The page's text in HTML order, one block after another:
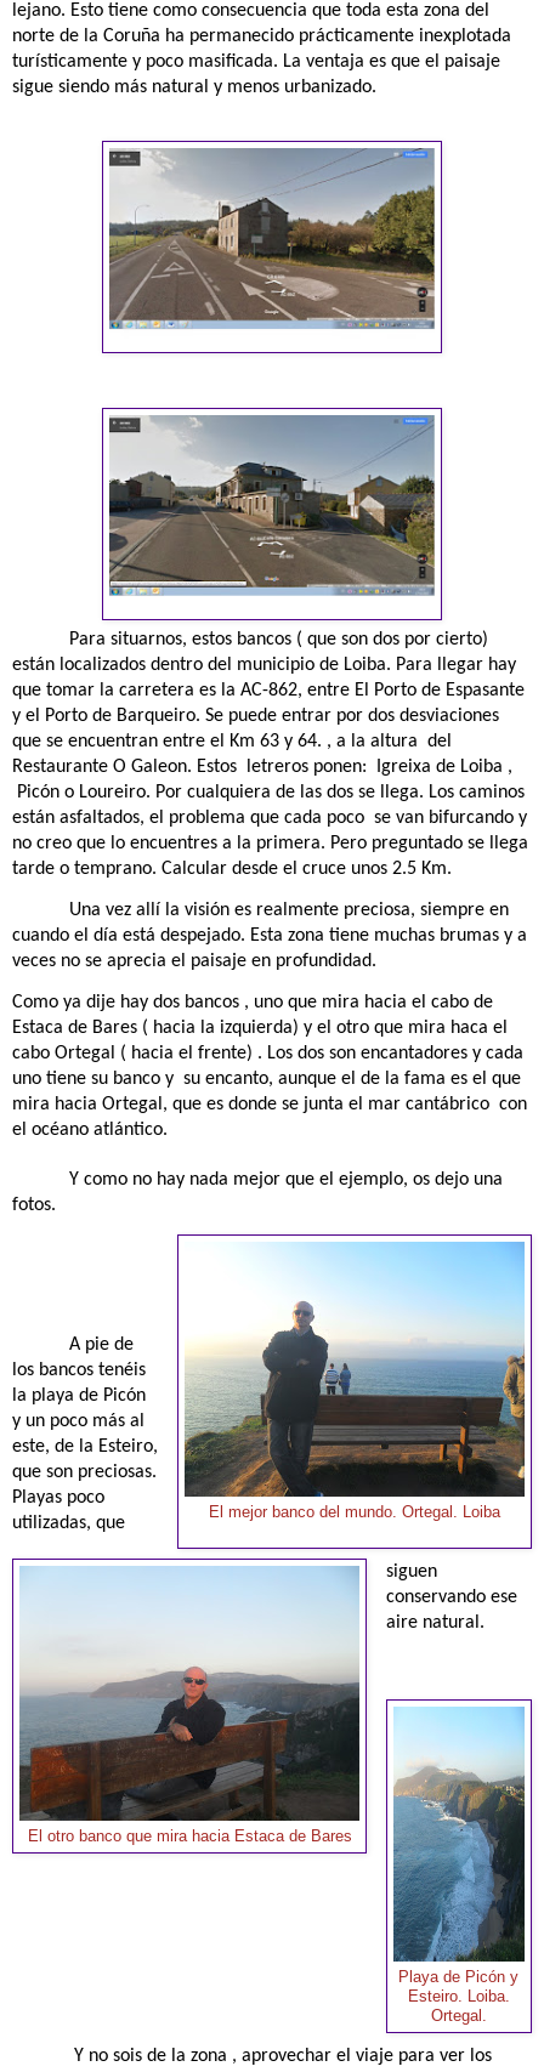
lejano. Esto tiene como consecuencia que toda esta zona del
norte de la Coruña ha permanecido prácticamente inexplotada
turísticamente y poco masificada. La ventaja es que el paisaje
sigue siendo más natural y menos urbanizado.
Para situarnos, estos bancos ( que son dos por cierto)
están localizados dentro del municipio de Loiba. Para llegar hay
que tomar la carretera es la AC-862, entre El Porto de Espasante
y el Porto de Barqueiro. Se puede entrar por dos desviaciones
que se encuentran entre el Km 63 y 64. , a la altura del
Restaurante O Galeon. Estos
letreros ponen:
Igreixa de Loiba ,
Picón o Loureiro. Por cualquiera de las dos se llega. Los caminos
están asfaltados, el problema que cada poco se van bifurcando y
no creo que lo encuentres a la primera. Pero preguntado se llega
tarde o temprano. Calcular desde el cruce unos 2.5 Km.
Una vez allí la visión es realmente preciosa, siempre en
cuando el día está despejado. Esta zona tiene muchas brumas y a
veces no se aprecia el paisaje en profundidad.
Como ya dije hay dos bancos , uno que mira hacia el cabo de
Estaca de Bares ( hacia la izquierda) y el otro que mira haca el
cabo Ortegal ( hacia el frente) . Los dos son encantadores y cada
uno tiene su banco y su encanto, aunque el de la fama es el que
mira hacia Ortegal, que es donde se junta el mar cantábrico con
el océano atlántico.
Y como no hay nada mejor que el ejemplo, os dejo una
fotos.
El mejor banco del mundo. Ortegal. Loiba
El otro banco que mira hacia Estaca de Bares
A pie de
los bancos tenéis
la playa de Picón
y un poco más al
este, de la Esteiro,
que son preciosas.
Playas poco
utilizadas, que
siguen
conservando ese
aire natural.
Playa de Picón y
Esteiro. Loiba.
Ortegal.
Y no sois de la zona , aprovechar el viaje para ver los